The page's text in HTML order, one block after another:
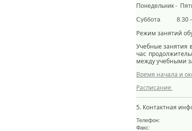
Понедельник -
Суббота 8.30 –
Режим занятий
Учебные занятия
час
между учебными
Время начала и
Расписание
5. Контактная
Телефон:
Факс: